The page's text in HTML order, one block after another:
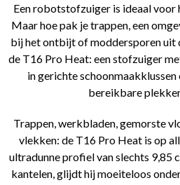
Een robotstofzuiger is ideaal voor
Maar hoe pak je trappen, een
bij het ontbijt of moddersporen uit
de T16 Pro Heat: een stofzuiger
in gerichte
bereikbare
Trappen, werkbladen, gemorste
vlekken: de T16 Pro Heat is op
ultradunne profiel van slechts 9,85
kantelen, glijdt hij moeiteloos